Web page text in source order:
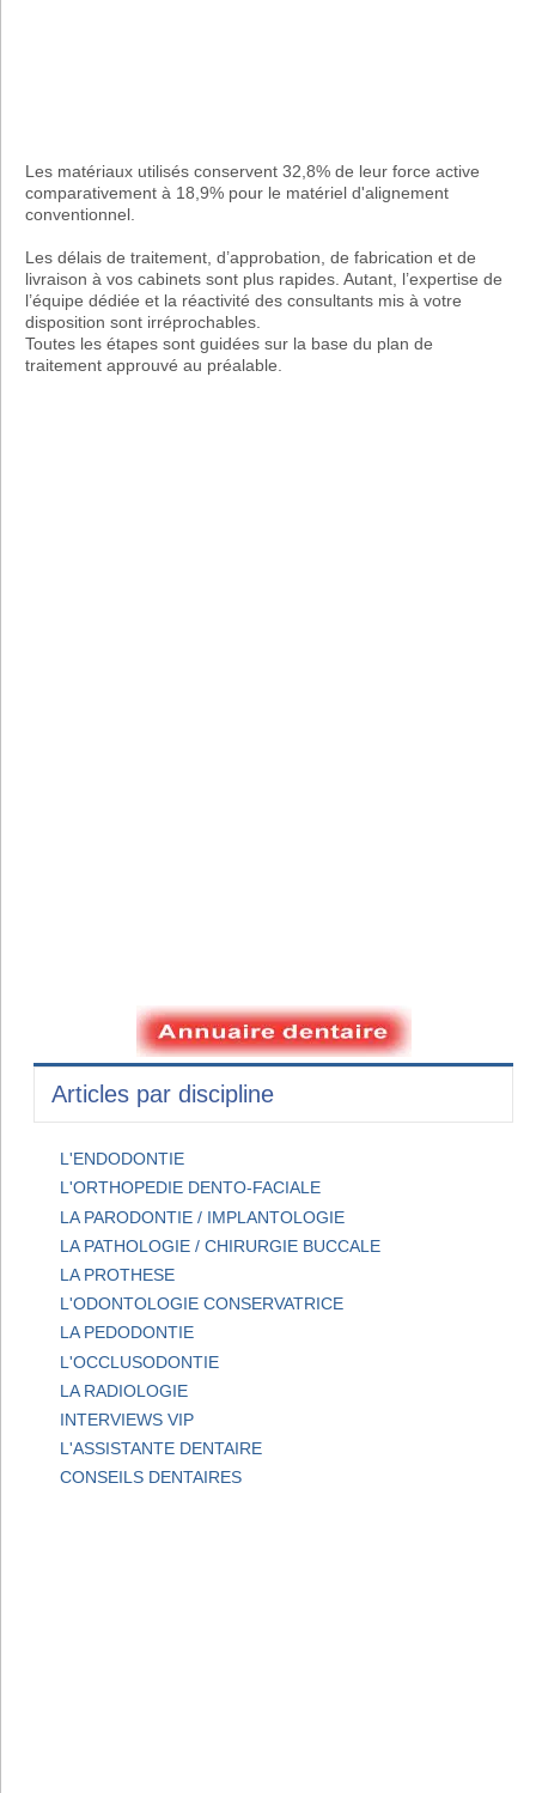
Les matériaux utilisés conservent 32,8% de leur force active
comparativement à 18,9% pour le matériel d'alignement
conventionnel.
Les délais de traitement, d’approbation, de fabrication et de
livraison à vos cabinets sont plus rapides. Autant, l’expertise de
l’équipe dédiée et la réactivité des consultants mis à votre
disposition sont irréprochables.
Toutes les étapes sont guidées sur la base du plan de
traitement approuvé au préalable.
Articles par discipline
L'ENDODONTIE
L'ORTHOPEDIE DENTO-FACIALE
LA PARODONTIE / IMPLANTOLOGIE
LA PATHOLOGIE / CHIRURGIE BUCCALE
LA PROTHESE
L'ODONTOLOGIE CONSERVATRICE
LA PEDODONTIE
L'OCCLUSODONTIE
LA RADIOLOGIE
INTERVIEWS VIP
L'ASSISTANTE DENTAIRE
CONSEILS DENTAIRES